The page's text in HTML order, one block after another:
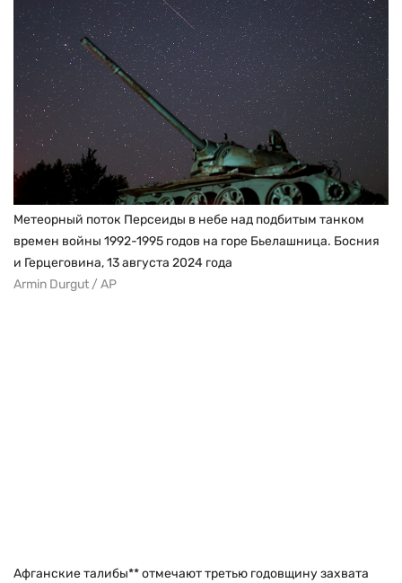
Метеорный поток Персеиды в небе над подбитым танком
времен войны 1992-1995 годов на горе Бьелашница. Босния
и Герцеговина, 13 августа 2024 года
Armin Durgut / AP
Афганские талибы** отмечают третью годовщину захвата